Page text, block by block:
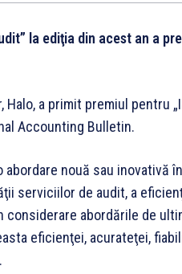
la ediţia din acest an a
a primit premiul pentru
Accounting Bulletin.
nouă sau inovativă
serviciilor de audit, a
abordările de
eficienţei, acurateţei,